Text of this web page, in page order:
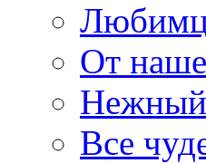
От
Нежный
Все